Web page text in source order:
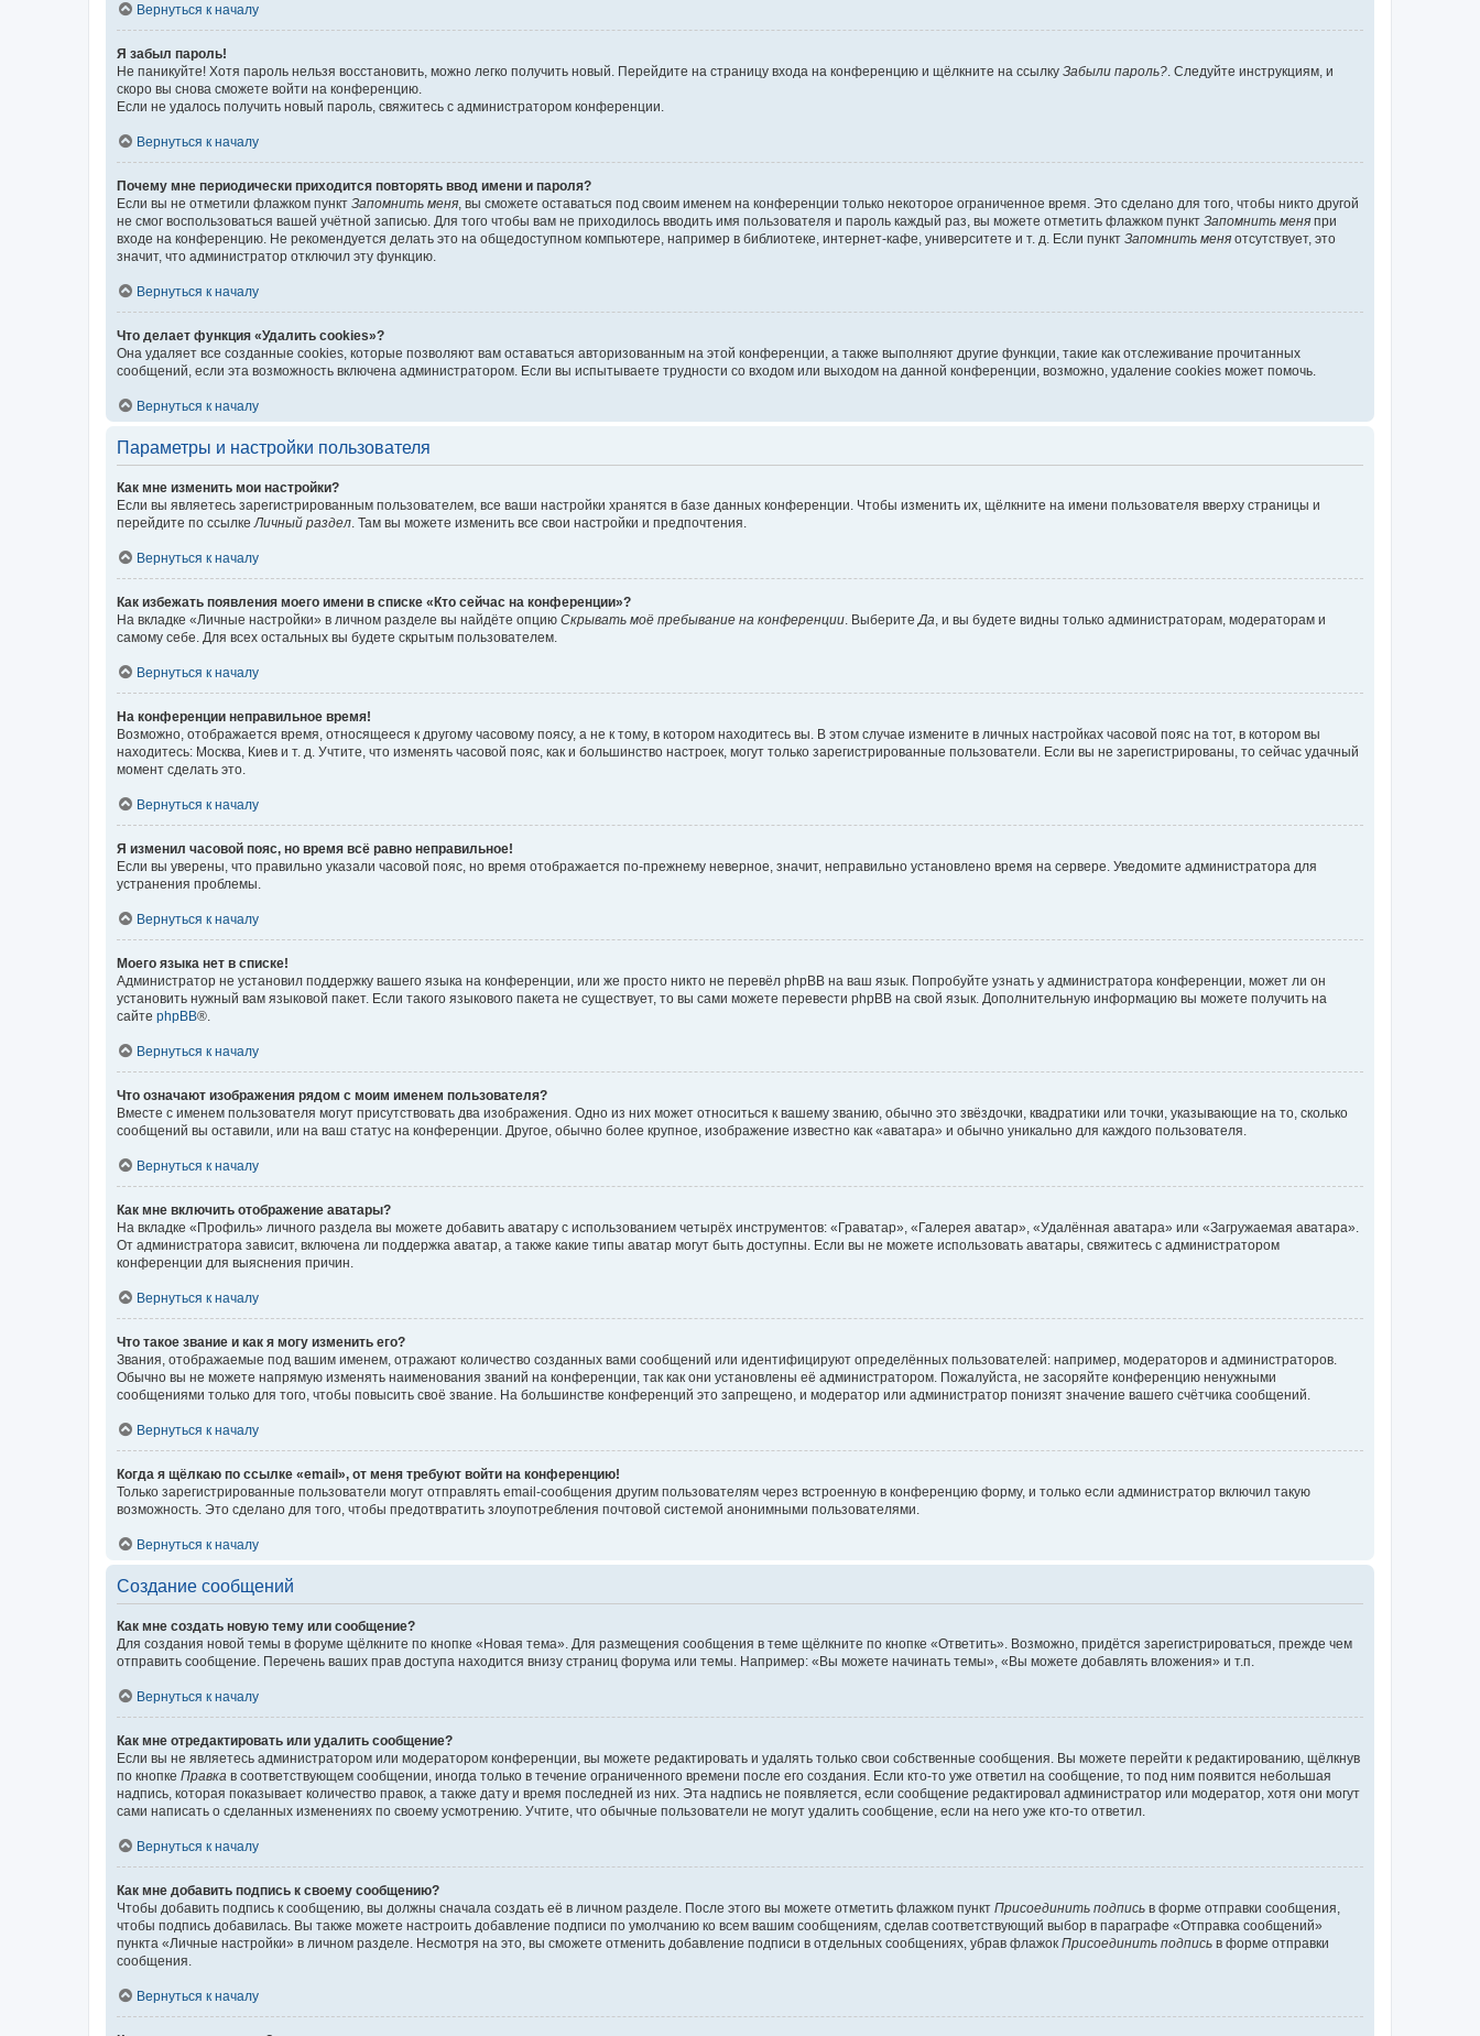
Вернуться к началу
Я забыл пароль!
Не паникуйте! Хотя пароль нельзя восстановить, можно легко получить новый. Перейдите на страницу входа на конференцию и щёлкните на ссылку Забыли пароль? . Следуйте инструкциям, и
скоро вы снова сможете войти на конференцию.
Если не удалось получить новый пароль, свяжитесь с администратором конференции.
Вернуться к началу
Почему мне периодически приходится повторять ввод имени и пароля?
Если вы не отметили флажком пункт Запомнить меня , вы сможете оставаться под своим именем на конференции только некоторое ограниченное время. Это сделано для того, чтобы никто другой
не смог воспользоваться вашей учётной записью. Для того чтобы вам не приходилось вводить имя пользователя и пароль каждый раз, вы можете отметить флажком пункт Запомнить меня при
входе на конференцию. Не рекомендуется делать это на общедоступном компьютере, например в библиотеке, интернет-кафе, университете и т. д. Если пункт Запомнить меня отсутствует, это
значит, что администратор отключил эту функцию.
Вернуться к началу
Что делает функция «Удалить cookies»?
Она удаляет все созданные cookies, которые позволяют вам оставаться авторизованным на этой конференции, а также выполняют другие функции, такие как отслеживание прочитанных
сообщений, если эта возможность включена администратором. Если вы испытываете трудности со входом или выходом на данной конференции, возможно, удаление cookies может помочь.
Вернуться к началу
Параметры и настройки пользователя
Как мне изменить мои настройки?
Если вы являетесь зарегистрированным пользователем, все ваши настройки хранятся в базе данных конференции. Чтобы изменить их, щёлкните на имени пользователя вверху страницы и
перейдите по ссылке Личный раздел . Там вы можете изменить все свои настройки и предпочтения.
Вернуться к началу
Как избежать появления моего имени в списке «Кто сейчас на конференции»?
На вкладке «Личные настройки» в личном разделе вы найдёте опцию Скрывать моё пребывание на конференции . Выберите Да , и вы будете видны только администраторам, модераторам и
самому себе. Для всех остальных вы будете скрытым пользователем.
Вернуться к началу
На конференции неправильное время!
Возможно, отображается время, относящееся к другому часовому поясу, а не к тому, в котором находитесь вы. В этом случае измените в личных настройках часовой пояс на тот, в котором вы
находитесь: Москва, Киев и т. д. Учтите, что изменять часовой пояс, как и большинство настроек, могут только зарегистрированные пользователи. Если вы не зарегистрированы, то сейчас удачный
момент сделать это.
Вернуться к началу
Я изменил часовой пояс, но время всё равно неправильное!
Если вы уверены, что правильно указали часовой пояс, но время отображается по-прежнему неверное, значит, неправильно установлено время на сервере. Уведомите администратора для
устранения проблемы.
Вернуться к началу
Моего языка нет в списке!
Администратор не установил поддержку вашего языка на конференции, или же просто никто не перевёл phpBB на ваш язык. Попробуйте узнать у администратора конференции, может ли он
установить нужный вам языковой пакет. Если такого языкового пакета не существует, то вы сами можете перевести phpBB на свой язык. Дополнительную информацию вы можете получить на
сайте phpBB®.
Вернуться к началу
Что означают изображения рядом с моим именем пользователя?
Вместе с именем пользователя могут присутствовать два изображения. Одно из них может относиться к вашему званию, обычно это звёздочки, квадратики или точки, указывающие на то, сколько
сообщений вы оставили, или на ваш статус на конференции. Другое, обычно более крупное, изображение известно как «аватара» и обычно уникально для каждого пользователя.
Вернуться к началу
Как мне включить отображение аватары?
На вкладке «Профиль» личного раздела вы можете добавить аватару с использованием четырёх инструментов: «Граватар», «Галерея аватар», «Удалённая аватара» или «Загружаемая аватара».
От администратора зависит, включена ли поддержка аватар, а также какие типы аватар могут быть доступны. Если вы не можете использовать аватары, свяжитесь с администратором
конференции для выяснения причин.
Вернуться к началу
Что такое звание и как я могу изменить его?
Звания, отображаемые под вашим именем, отражают количество созданных вами сообщений или идентифицируют определённых пользователей: например, модераторов и администраторов.
Обычно вы не можете напрямую изменять наименования званий на конференции, так как они установлены её администратором. Пожалуйста, не засоряйте конференцию ненужными
сообщениями только для того, чтобы повысить своё звание. На большинстве конференций это запрещено, и модератор или администратор понизят значение вашего счётчика сообщений.
Вернуться к началу
Когда я щёлкаю по ссылке «email», от меня требуют войти на конференцию!
Только зарегистрированные пользователи могут отправлять email-сообщения другим пользователям через встроенную в конференцию форму, и только если администратор включил такую
возможность. Это сделано для того, чтобы предотвратить злоупотребления почтовой системой анонимными пользователями.
Вернуться к началу
Создание сообщений
Как мне создать новую тему или сообщение?
Для создания новой темы в форуме щёлкните по кнопке «Новая тема». Для размещения сообщения в теме щёлкните по кнопке «Ответить». Возможно, придётся зарегистрироваться, прежде чем
отправить сообщение. Перечень ваших прав доступа находится внизу страниц форума или темы. Например: «Вы можете начинать темы», «Вы можете добавлять вложения» и т.п.
Вернуться к началу
Как мне отредактировать или удалить сообщение?
Если вы не являетесь администратором или модератором конференции, вы можете редактировать и удалять только свои собственные сообщения. Вы можете перейти к редактированию, щёлкнув
по кнопке Правка в соответствующем сообщении, иногда только в течение ограниченного времени после его создания. Если кто-то уже ответил на сообщение, то под ним появится небольшая
надпись, которая показывает количество правок, а также дату и время последней из них. Эта надпись не появляется, если сообщение редактировал администратор или модератор, хотя они могут
сами написать о сделанных изменениях по своему усмотрению. Учтите, что обычные пользователи не могут удалить сообщение, если на него уже кто-то ответил.
Вернуться к началу
Как мне добавить подпись к своему сообщению?
Чтобы добавить подпись к сообщению, вы должны сначала создать её в личном разделе. После этого вы можете отметить флажком пункт Присоединить подпись в форме отправки сообщения,
чтобы подпись добавилась. Вы также можете настроить добавление подписи по умолчанию ко всем вашим сообщениям, сделав соответствующий выбор в параграфе «Отправка сообщений»
пункта «Личные настройки» в личном разделе. Несмотря на это, вы сможете отменить добавление подписи в отдельных сообщениях, убрав флажок Присоединить подпись в форме отправки
сообщения.
Вернуться к началу